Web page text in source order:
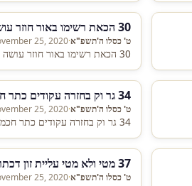
30 הכאת רשימו באור חוזר עושה כלים או ניצוצות
ט' כסלו ה'תשפ"א·
25, 2020
30 הכאת רשימו באור חוזר עושה כלים או ניצוצות
34 גר וק בחזרה עקודים כתר חכמה בינה
ט' כסלו ה'תשפ"א·
25, 2020
34 גר וק בחזרה עקודים כתר חכמה בינה
37 מטי ולא מטי עליית זון דכתר
ט' כסלו ה'תשפ"א·
25, 2020